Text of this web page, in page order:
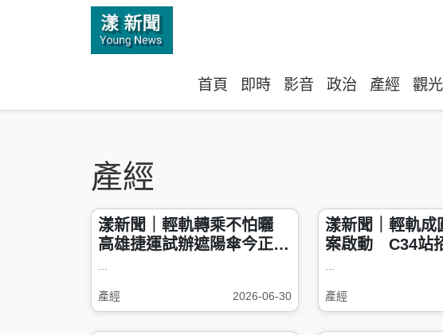
首頁 即時 影音 政治 產經 觀光
產經
漾新聞｜輕軌轉乘不怕曬
高雄捷運試辦遮陽傘今正式
產經 2026-06-30
漾新聞｜輕軌成
案啟動 C34站
產經